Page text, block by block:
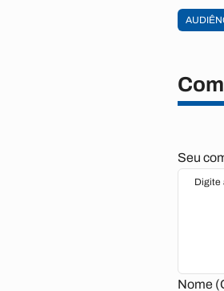
Seu
Nome